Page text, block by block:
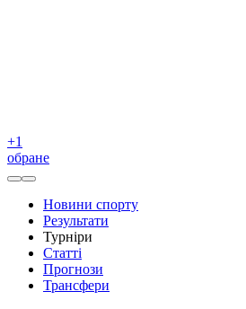
+1
обране
Новини спорту
Результати
Турніри
Статті
Прогнози
Трансфери